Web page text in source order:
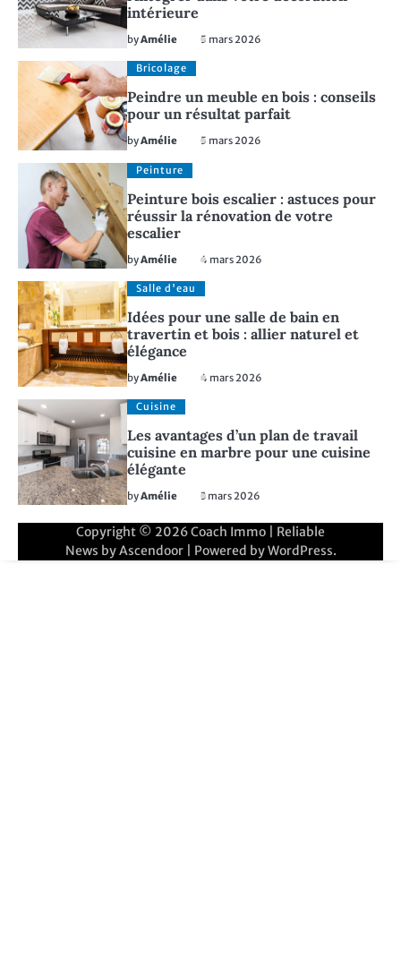
intérieure
byAmélie 5 mars 2026
Bricolage
Peindre un meuble en bois : conseils
pour un résultat parfait
byAmélie 5 mars 2026
Peinture
Peinture bois escalier : astuces pour
réussir la rénovation de votre
escalier
byAmélie 4 mars 2026
Salle d'eau
Idées pour une salle de bain en
travertin et bois : allier naturel et
élégance
byAmélie 4 mars 2026
Cuisine
Les avantages d’un plan de travail
cuisine en marbre pour une cuisine
élégante
byAmélie 3 mars 2026
Copyright © 2026Coach Immo | Reliable
News byAscendoor| Powered byWordPress.